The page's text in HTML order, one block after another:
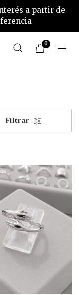
a partir de
0
Filtrar